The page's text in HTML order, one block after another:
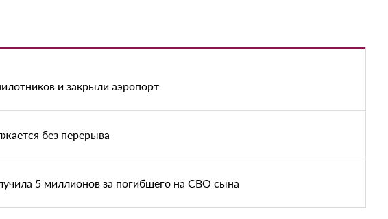
и закрыли аэропорт
без перерыва
5 миллионов за погибшего на СВО сына